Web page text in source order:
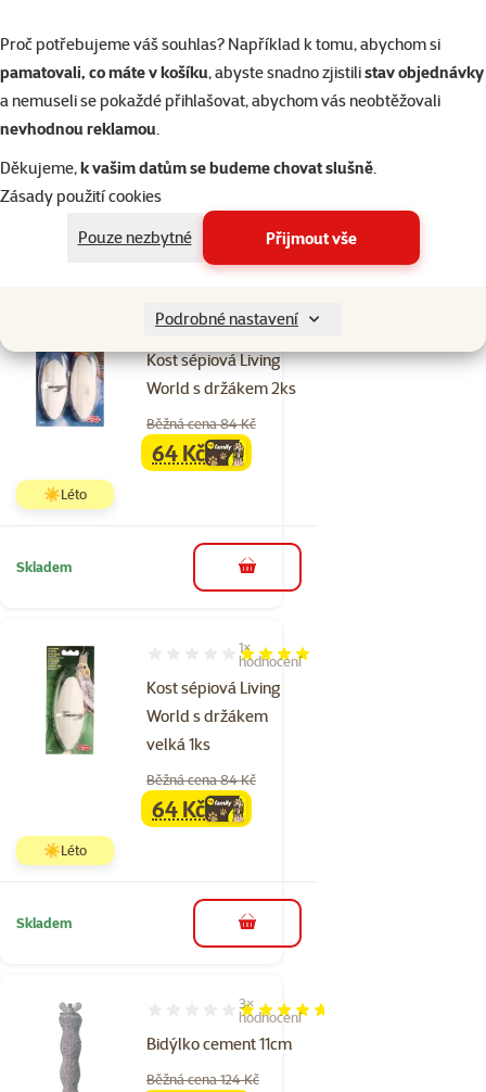
Proč potřebujeme váš souhlas? Například k tomu, abychom si
pamatovali, co máte v košíku, abyste snadno zjistilistav objednávky
a nemuseli se pokaždé přihlašovat, abychom vás neobtěžovali
nevhodnou reklamou.
Děkujeme,k vašim datům se budeme chovat slušně.
Zásady použití cookies
Pouze nezbytné
Přijmout vše
Podrobné nastavení
Vita pearls
Apetit 50g
Hodnocení 0%
Cena
54 Kč
💥 Výprodej
do košíku
Kost sépiová Living
World s držákem 2ks
Hodnocení 98%, počet hodnocení: 8
8×
Běžná cena 84 Kč
familycena
64 Kč
☀️Léto
Skladem do košíku
Kost sépiová Living
World s držákem
velká 1ks
Hodnocení 80%, počet hodnocení: 1
1×
hodnocení
Běžná cena 84 Kč
familycena
64 Kč
☀️Léto
Skladem do košíku
Bidýlko cement 11cm
Hodnocení 93%, počet hodnocení: 3
3×
hodnocení
Běžná cena 124 Kč